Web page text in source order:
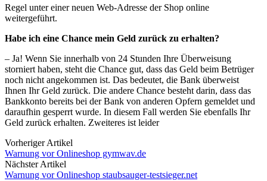
Regel unter einer neuen Web-Adresse der Shop online
weitergeführt.
Habe ich eine Chance mein Geld zurück zu erhalten?
– Ja! Wenn Sie innerhalb von 24 Stunden Ihre Überweisung
storniert haben, steht die Chance gut, dass das Geld beim Betrüger
noch nicht angekommen ist. Das bedeutet, die Bank überweist
Ihnen Ihr Geld zurück. Die andere Chance besteht darin, dass das
Bankkonto bereits bei der Bank von anderen Opfern gemeldet und
daraufhin gesperrt wurde. In diesem Fall werden Sie ebenfalls Ihr
Geld zurück erhalten. Zweiteres ist leider
Vorheriger Artikel
Warnung vor Onlineshop gymwav.de
Nächster Artikel
Warnung vor Onlineshop staubsauger-testsieger.net